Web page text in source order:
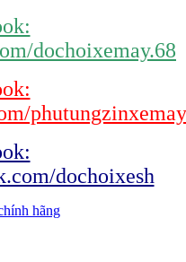
dochoixemay.68
phutungzinxemay
dochoixesh
hãng